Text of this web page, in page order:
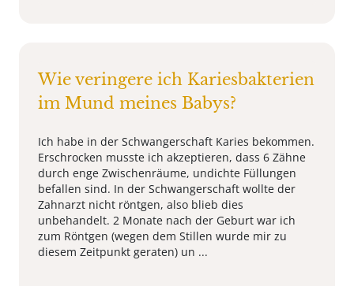
Wie veringere ich Kariesbakterien
im Mund meines Babys?
Ich habe in der Schwangerschaft Karies bekommen.
Erschrocken musste ich akzeptieren, dass 6 Zähne
durch enge Zwischenräume, undichte Füllungen
befallen sind. In der Schwangerschaft wollte der
Zahnarzt nicht röntgen, also blieb dies
unbehandelt. 2 Monate nach der Geburt war ich
zum Röntgen (wegen dem Stillen wurde mir zu
diesem Zeitpunkt geraten) un ...